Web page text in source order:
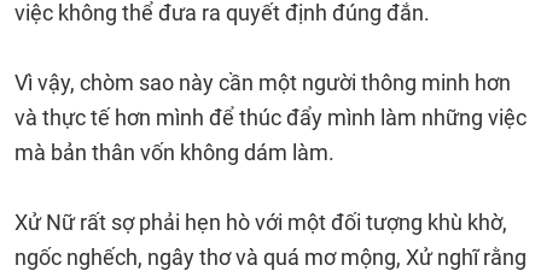
việc không thể đưa ra quyết định đúng đắn.
Vì vậy, chòm sao này cần một người thông minh hơn
và thực tế hơn mình để thúc đẩy mình làm những việc
mà bản thân vốn không dám làm.
Xử Nữ rất sợ phải hẹn hò với một đối tượng khù khờ,
ngốc nghếch, ngây thơ và quá mơ mộng, Xử nghĩ rằng